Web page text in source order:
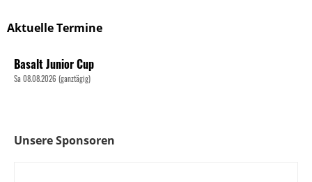
Aktuelle Termine
Basalt Junior Cup
Sa 08.08.2026 (ganztägig)
Unsere Sponsoren